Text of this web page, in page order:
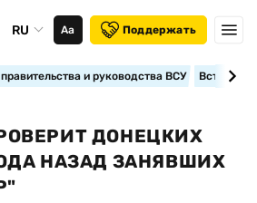
RU Аа Поддержать
и руководства ВСУ
ДОНЕЦКИХ
НАЗАД ЗАНЯВШИХ